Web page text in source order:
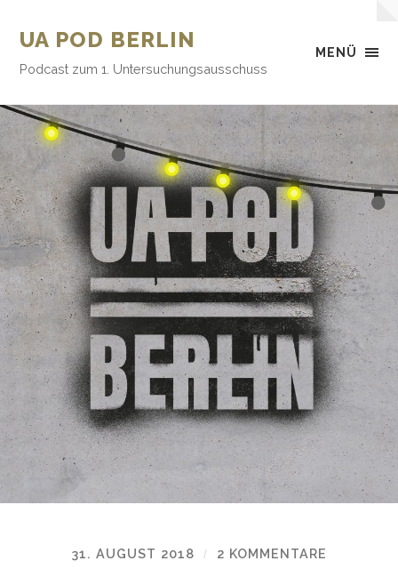
MENÜ
UA POD BERLIN
Podcast zum 1. Untersuchungsausschuss
31. AUGUST 2018 / 2 KOMMENTARE